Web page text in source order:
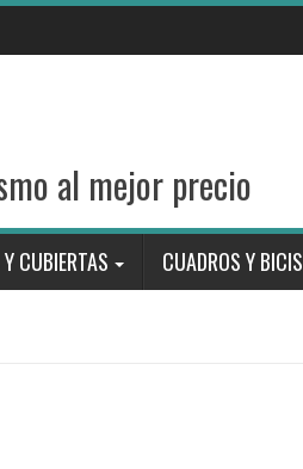
al mejor precio
CUBIERTAS CUADROS Y BICIS